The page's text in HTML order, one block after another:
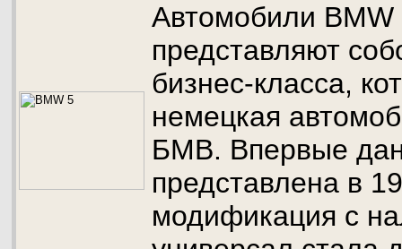
Автомобили BMW
представляют
бизнес-класса,
немецкая
БМВ. Впервые
представлена в
модификация с